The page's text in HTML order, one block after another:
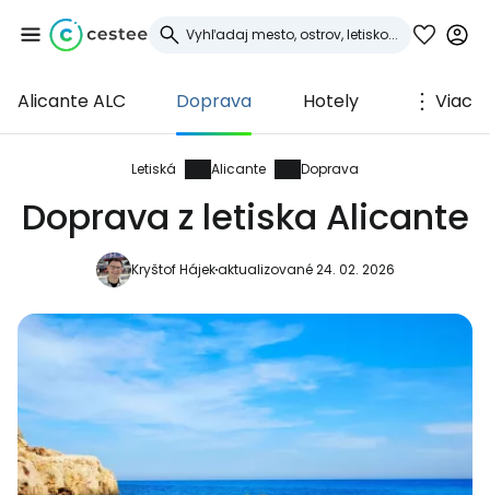
Alicante ALC Doprava Hotely Viac
Letiská Alicante Doprava
Doprava z letiska Alicante
Kryštof Hájekaktualizované 24. 02. 2026
Prihláste sa do
služby Cestee
... celosvetovej komunity cestovateľov
Pokračovať na Facebooku
Pokračovať s e-mailom